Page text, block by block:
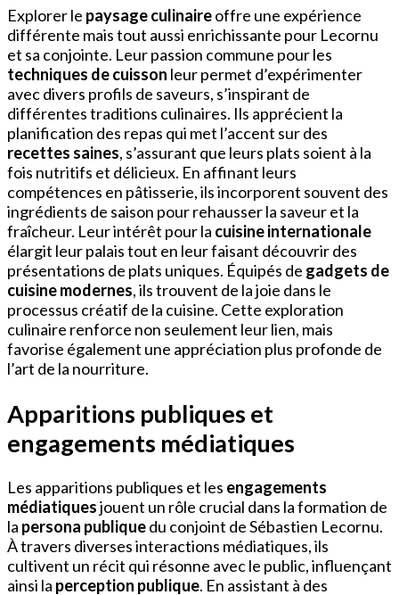
Explorer le paysage culinaireoffre une expérience
différente mais tout aussi enrichissante pour Lecornu
et sa conjointe. Leur passion commune pour les
techniques de cuisson leur permet d’expérimenter
avec divers profils de saveurs, s’inspirant de
différentes traditions culinaires. Ils apprécient la
planification des repas qui met l’accent sur des
recettes saines, s’assurant que leurs plats soient à la
fois nutritifs et délicieux. En affinant leurs
compétences en pâtisserie, ils incorporent souvent des
ingrédients de saison pour rehausser la saveur et la
fraîcheur. Leur intérêt pour la cuisine internationale
élargit leur palais tout en leur faisant découvrir des
présentations de plats uniques. Équipés de gadgets de
cuisine modernes, ils trouvent de la joie dans le
processus créatif de la cuisine. Cette exploration
culinaire renforce non seulement leur lien, mais
favorise également une appréciation plus profonde de
l’art de la nourriture.
Apparitions publiques et
engagements médiatiques
Les apparitions publiques et les engagements
médiatiquesjouent un rôle crucial dans la formation de
la persona publiquedu conjoint de Sébastien Lecornu.
À travers diverses interactions médiatiques, ils
cultivent un récit qui résonne avec le public, influençant
ainsi la perception publique. En assistant à des